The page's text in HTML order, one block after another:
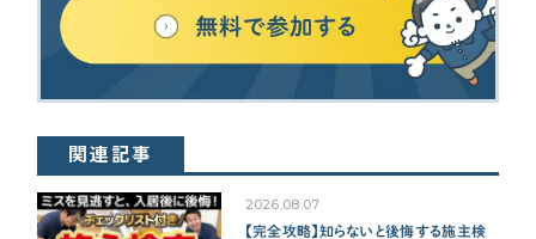
関連記事
2026.08.07
【完全攻略】知らないと後悔する施主検